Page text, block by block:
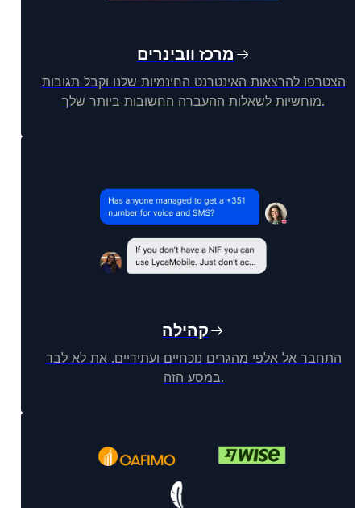
מרכז וובינרים
הצטרפו להרצאות האינטרנט החינמיות שלנו וקבל תגובות
מוחשיות לשאלות ההעברה החשובות ביותר שלך.
קהילה
התחבר אל אלפי מהגרים נוכחיים ועתידיים. את לא לבד
במסע הזה.